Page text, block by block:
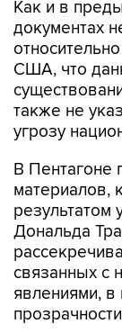
США, что
также не
угрозу
В Пентагоне
Дональда
связанных с
явлениями, в
Пентагон США